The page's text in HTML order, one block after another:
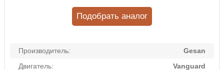
Производитель:
Gesan
Двигатель:
Vanguard
Подобрать аналог